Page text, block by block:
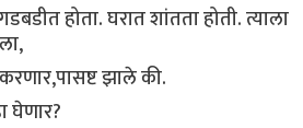
होता. घरात शांतता होती. त्याला
झाले की.